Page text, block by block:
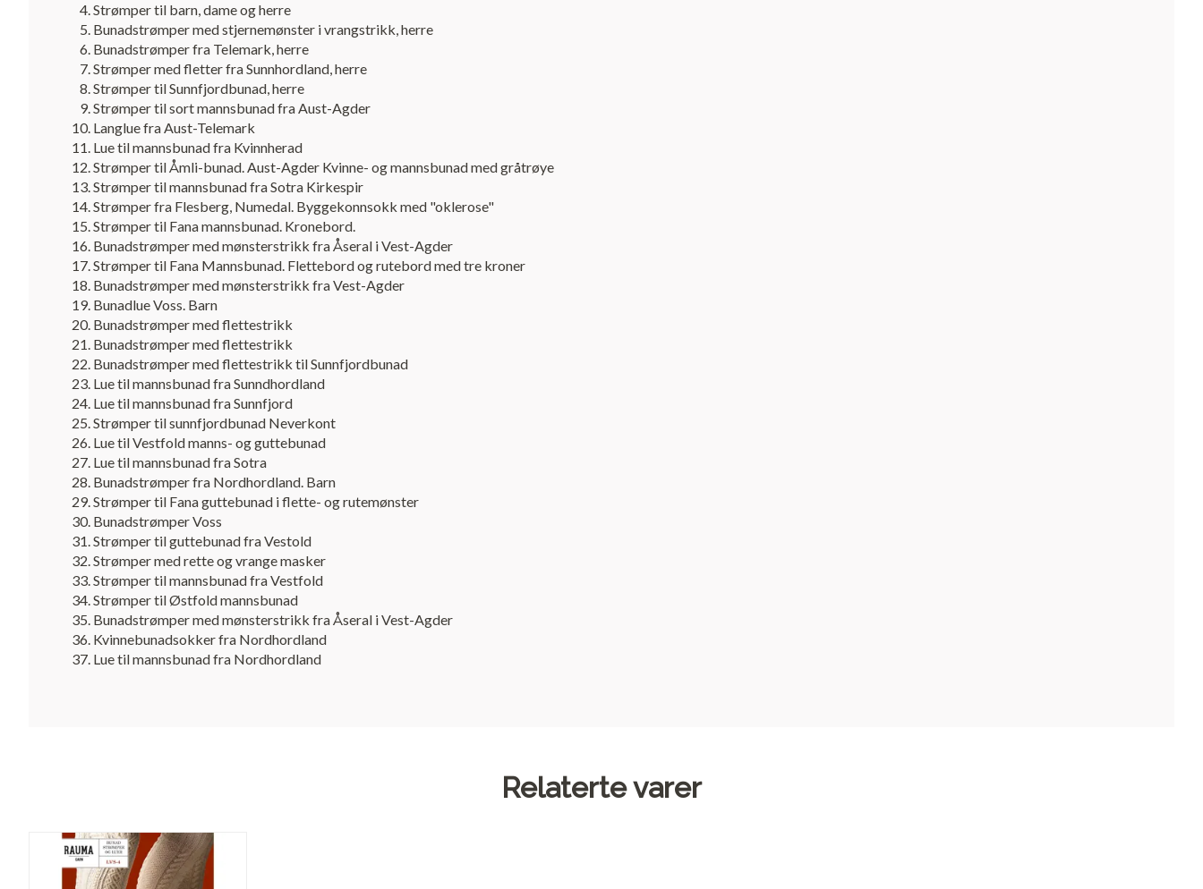
Strømper til barn, dame og herre
Bunadstrømper med stjernemønster i vrangstrikk, herre
Bunadstrømper fra Telemark, herre
Strømper med fletter fra Sunnhordland, herre
Strømper til Sunnfjordbunad, herre
Strømper til sort mannsbunad fra Aust-Agder
Langlue fra Aust-Telemark
Lue til mannsbunad fra Kvinnherad
Strømper til Åmli-bunad. Aust-Agder Kvinne- og mannsbunad med gråtrøye
Strømper til mannsbunad fra Sotra Kirkespir
Strømper fra Flesberg, Numedal. Byggekonnsokk med "oklerose"
Strømper til Fana mannsbunad. Kronebord.
Bunadstrømper med mønsterstrikk fra Åseral i Vest-Agder
Strømper til Fana Mannsbunad. Flettebord og rutebord med tre kroner
Bunadstrømper med mønsterstrikk fra Vest-Agder
Bunadlue Voss. Barn
Bunadstrømper med flettestrikk
Bunadstrømper med flettestrikk
Bunadstrømper med flettestrikk til Sunnfjordbunad
Lue til mannsbunad fra Sunndhordland
Lue til mannsbunad fra Sunnfjord
Strømper til sunnfjordbunad Neverkont
Lue til Vestfold manns- og guttebunad
Lue til mannsbunad fra Sotra
Bunadstrømper fra Nordhordland. Barn
Strømper til Fana guttebunad i flette- og rutemønster
Bunadstrømper Voss
Strømper til guttebunad fra Vestold
Strømper med rette og vrange masker
Strømper til mannsbunad fra Vestfold
Strømper til Østfold mannsbunad
Bunadstrømper med mønsterstrikk fra Åseral i Vest-Agder
Kvinnebunadsokker fra Nordhordland
Lue til mannsbunad fra Nordhordland
Relaterte varer